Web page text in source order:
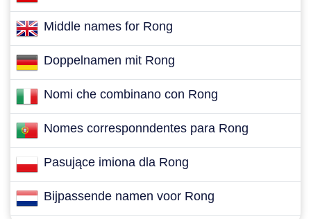
Middle names for Rong
Doppelnamen mit Rong
Nomi che combinano con Rong
Nomes corresponndentes para Rong
Pasujące imiona dla Rong
Bijpassende namen voor Rong